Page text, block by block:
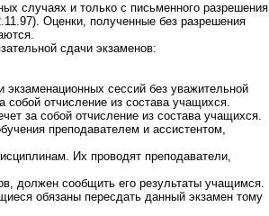
случаях и только с письменного разрешения
Оценки, полученные без разрешения
сдачи экзаменов:
экзаменационных сессий без уважительной
собой отчисление из состава учащихся.
за собой отчисление из состава учащихся.
преподавателем и ассистентом,
Их проводят преподаватели,
должен сообщить его результаты учащимся.
обязаны пересдать данный экзамен тому